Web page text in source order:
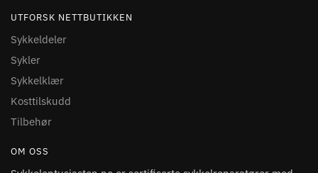
UTFORSK NETTBUTIKKEN
Sykkeldeler
Sykler
Sykkelklær
Kosttilskudd
Tilbehør
OM OSS